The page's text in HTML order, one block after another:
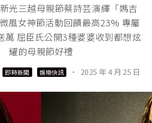
新光三越母親節蔡詩芸演繹「媽吉
風女神節活動回饋最高23% 專屬
萬 屈臣氏公開3種婆婆收到都想炫
耀的母親節好禮
即時新聞 娛樂快訊 · 2025 年 4 月 25 日